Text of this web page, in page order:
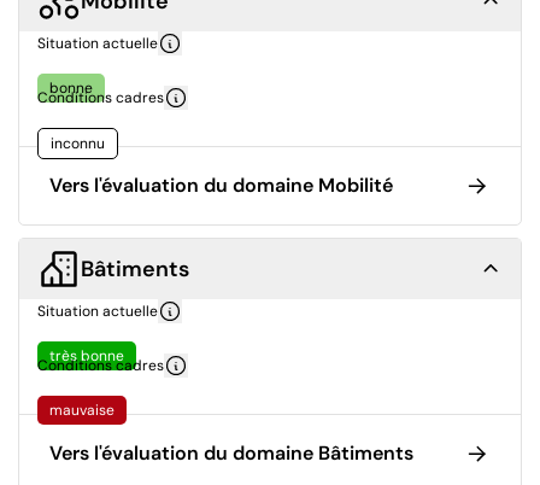
Situation actuelle
bonne
Conditions cadres
inconnu
Vers l'évaluation du domaine Mobilité
Bâtiments
Situation actuelle
très bonne
Conditions cadres
mauvaise
Vers l'évaluation du domaine Bâtiments